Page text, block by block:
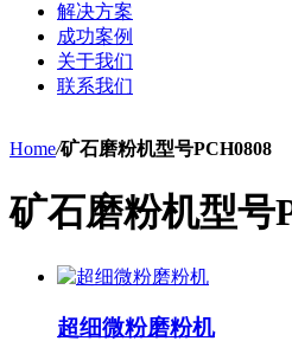
解决方案
成功案例
关于我们
联系我们
Home/矿石磨粉机型号PCH0808
矿石磨粉机型号
超细微粉磨粉机